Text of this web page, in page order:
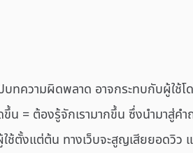
ทความผิดพลาด อาจกระทบกับผู้ใช้โ
น = ต้องรู้จักเรามากขึ้น ซึ่งนำมาสู่คำ
ตั้งแต่ต้น ทางเว็บจะสูญเสียยอดวิว